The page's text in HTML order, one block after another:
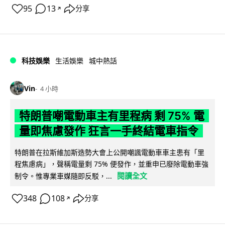
95 13 ↗ 分享
科技娛樂 生活娛樂 城中熱話
Vin 4 小時
特朗普嘲電動車主有里程病 剩 75% 電
量即焦慮發作 狂言一手終結電車指令
特朗普在拉斯維加斯造勢大會上公開嘲諷電動車車主患有「里
程焦慮病」，聲稱電量剩 75% 便發作，並重申已廢除電動車強
制令。惟專業車媒隨即反駁，...
閱讀全文
348 108 ↗ 分享